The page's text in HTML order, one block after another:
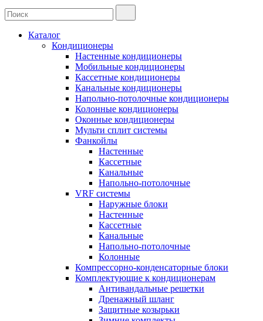
Каталог
Кондиционеры
Настенные кондиционеры
Мобильные кондиционеры
Кассетные кондиционеры
Канальные кондиционеры
Напольно-потолочные кондиционеры
Колонные кондиционеры
Оконные кондиционеры
Мульти сплит системы
Фанкойлы
Настенные
Кассетные
Канальные
Напольно-потолочные
VRF системы
Наружные блоки
Настенные
Кассетные
Канальные
Напольно-потолочные
Колонные
Компрессорно-конденсаторные блоки
Комплектующие к кондиционерам
Антивандальные решетки
Дренажный шланг
Защитные козырьки